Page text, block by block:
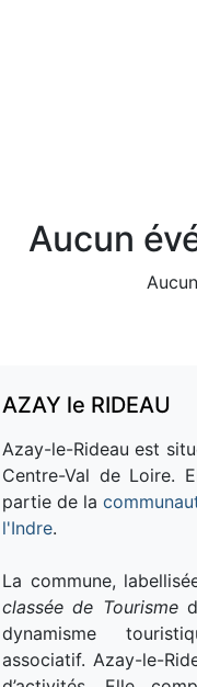
Aucun
AZAY le RIDEAU
Azay-le-Rideau est
Centre-Val de Loire.
partie de la
l'Indre.
La commune,
classée de Tourisme
dynamisme
associatif. Azay-le-